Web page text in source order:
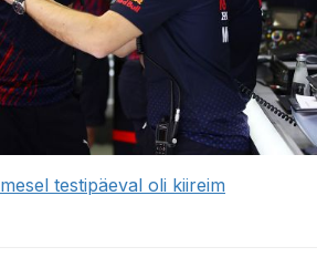
testipäeval oli kiireim